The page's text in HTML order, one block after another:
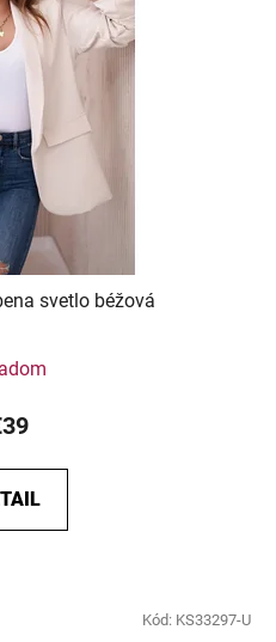
svetlo béžová
Kód: KS33297-U